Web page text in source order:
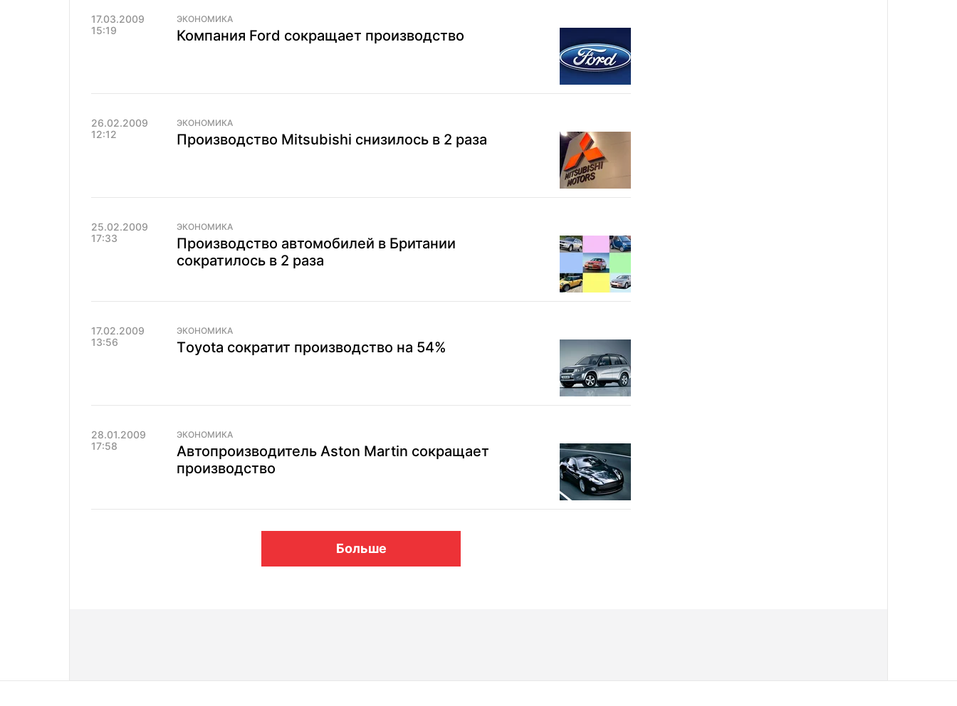
17.03.2009
15:19
ЭКОНОМИКА
Компания Ford сокращает производство
26.02.2009
12:12
ЭКОНОМИКА
Производство Mitsubishi снизилось в 2 раза
25.02.2009
17:33
ЭКОНОМИКА
Производство автомобилей в Британии
сократилось в 2 раза
17.02.2009
13:56
ЭКОНОМИКА
Тoyota сократит производство на 54%
28.01.2009
17:58
ЭКОНОМИКА
Автопроизводитель Aston Martin сокращает
производство
Больше